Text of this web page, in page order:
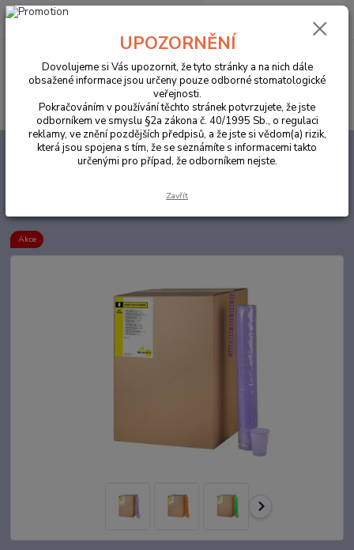
Menu
Hledat
0,00 Kč
ORDINACE Kelímky plastové 100ks světle modrá
Akce
UPOZORNĚNÍ
Dovolujeme si Vás upozornit, že tyto stránky a na nich dále
obsažené informace jsou určeny pouze odborné stomatologické
veřejnosti.
Pokračováním v používání těchto stránek potvrzujete, že jste
odborníkem ve smyslu §2a zákona č. 40/1995 Sb., o regulaci
reklamy, ve znění pozdějších předpisů, a že jste si vědom(a) rizik,
která jsou spojena s tím, že se seznámíte s informacemi takto
určenými pro případ, že odborníkem nejste.
Zavřít